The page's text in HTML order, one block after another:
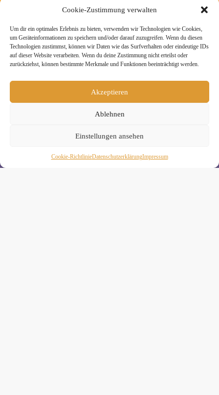
Cookie-Zustimmung verwalten
Um dir ein optimales Erlebnis zu bieten, verwenden wir Technologien wie Cookies,
um Geräteinformationen zu speichern und/oder darauf zuzugreifen. Wenn du diesen
Technologien zustimmst, können wir Daten wie das Surfverhalten oder eindeutige IDs
auf dieser Website verarbeiten. Wenn du deine Zustimmung nicht erteilst oder
zurückziehst, können bestimmte Merkmale und Funktionen beeinträchtigt werden.
Akzeptieren
Ablehnen
Einstellungen ansehen
Cookie-RichtlinieDaten­schutz­erklä­rungImpressum
» Unsere Hygienemassnahmen
Wenn Du magst, schicke ich Dir ungefähr monatlich Infos zu
Dich natürlich jederzeit wieder abmelden. Alle Details zur